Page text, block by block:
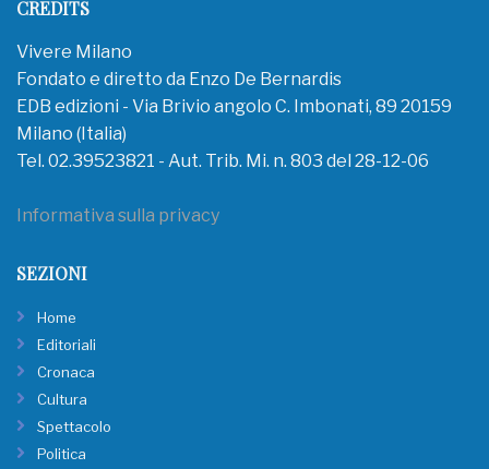
CREDITS
Vivere Milano
Fondato e diretto da Enzo De Bernardis
EDB edizioni - Via Brivio angolo C. Imbonati, 89 20159
Milano (Italia)
Tel. 02.39523821 - Aut. Trib. Mi. n. 803 del 28-12-06
Informativa sulla privacy
SEZIONI
Home
Editoriali
Cronaca
Cultura
Spettacolo
Politica